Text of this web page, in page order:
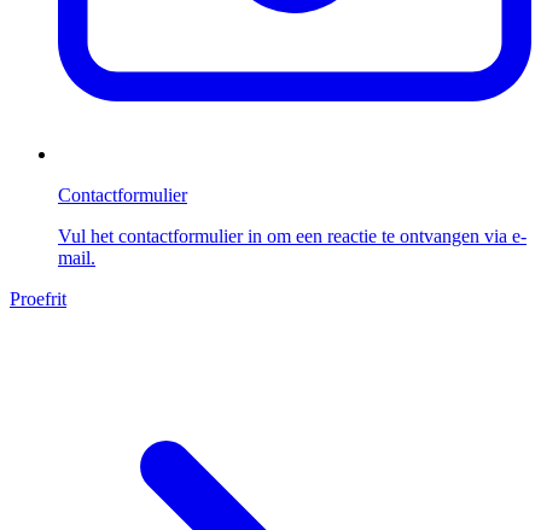
Contactformulier
Vul het contactformulier in om een reactie te ontvangen via e-
mail.
Proefrit